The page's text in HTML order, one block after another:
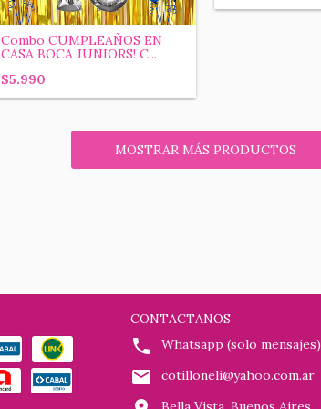
Combo CUMPLEAÑOS EN
CASA BOCA JUNIORS! C...
$5.990
MOSTRAR MÁS PRODUCTOS
CONTACTANOS
Whatsapp (solo
cotilloneli@yahoo.com.ar